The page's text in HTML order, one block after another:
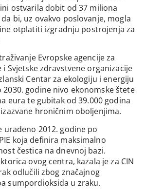
ostvarila dobit od 37 miliona
bi, uz ovakvo poslovanje, mogla
otplatiti izgradnju postrojenja za
Evropske agencije za
Svjetske zdravstvene organizacije
Centar za ekologiju i energiju
2030. godine nivo ekonomske štete
eura te gubitak od 39.000 godina
hroničnim oboljenjima.
urađeno 2012. godine po
koja definira maksimalno
čestica na dnevnoj bazi.
ovog centra, kazala je za CIN
odlučili zbog značajnog
sumpordioksida u zraku.